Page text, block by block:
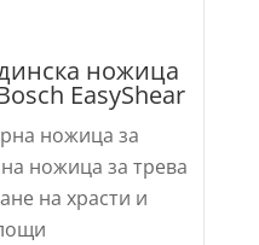
ножица
EasyShear
ножица за
ножица за трева
на храсти и